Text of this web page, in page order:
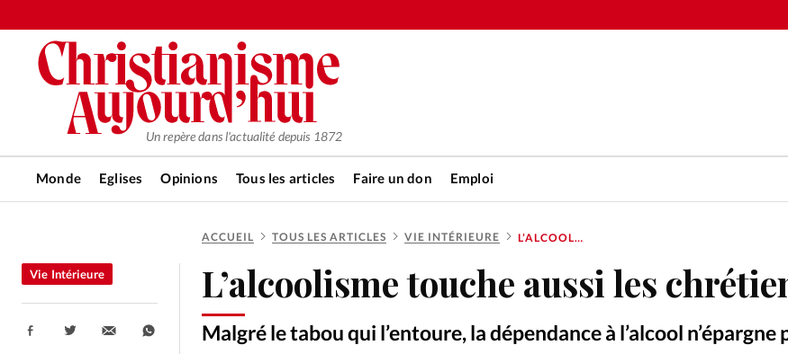
Un repère dans l'actualité depuis 1872
Monde Eglises Opinions Tous les articles Faire un don Emploi
RUBRIQUES
Tous les articles
Actualité chrétienne
Les
ACCUEIL TOUS LES ARTICLES VIE INTÉRIEURE L’ALCOOLISME TOUCHE AUSSI LES CHRÉTIENS
L’alcoolisme touche aussi les
Malgré le tabou qui l’entoure, la dépendance à l’alcool n’épargne
Vie Intérieure
Partager: